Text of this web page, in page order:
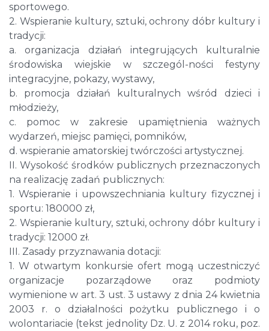
sportowego.
2. Wspieranie kultury, sztuki, ochrony dóbr kultury i
tradycji:
a. organizacja działań integrujących kulturalnie
środowiska wiejskie w szczegól-ności festyny
integracyjne, pokazy, wystawy,
b. promocja działań kulturalnych wśród dzieci i
młodzieży,
c. pomoc w zakresie upamiętnienia ważnych
wydarzeń, miejsc pamięci, pomników,
d. wspieranie amatorskiej twórczości artystycznej.
II. Wysokość środków publicznych przeznaczonych
na realizację zadań publicznych:
1. Wspieranie i upowszechniania kultury fizycznej i
sportu: 180000 zł,
2. Wspieranie kultury, sztuki, ochrony dóbr kultury i
tradycji: 12000 zł.
III. Zasady przyznawania dotacji:
1. W otwartym konkursie ofert mogą uczestniczyć
organizacje pozarządowe oraz podmioty
wymienione w art. 3 ust. 3 ustawy z dnia 24 kwietnia
2003 r. o działalności pożytku publicznego i o
wolontariacie (tekst jednolity Dz. U. z 2014 roku, poz.